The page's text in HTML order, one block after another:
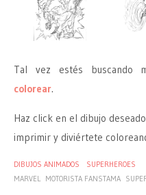
Tal vez estés buscando
colorear.
Haz click en el dibujo
imprimir y diviértete
DIBUJOS ANIMADOS
SUPERHEROES
MARVEL
MOTORISTA FANSTAMA